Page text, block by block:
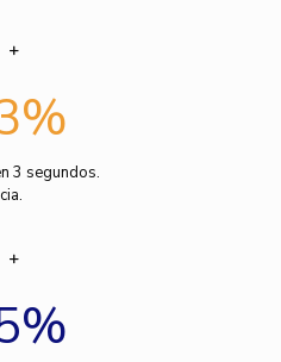
%
3 segundos.
%